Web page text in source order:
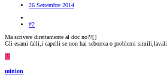
26 Settembre 2014
#2
Ma scrivere direttamente al doc no??[]
Gli esami falli,i capelli se non hai seborrea o problemi simili,lavali
M
minion